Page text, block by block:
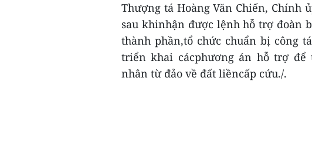
Thượng tá Hoàng Văn Chiến, Chính
sau khinhận được lệnh hỗ trợ đoàn
thành phần,tổ chức chuẩn bị công
triển khai cácphương án hỗ trợ
nhân từ đảo về đất liềncấp cứu./.